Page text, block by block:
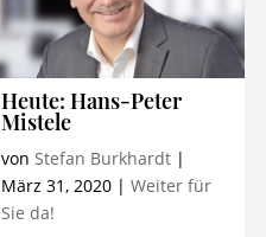
Heute: Hans-Peter
Mistele
vonStefan Burkhardt |
März 31, 2020 |Weiter für
Sie da!